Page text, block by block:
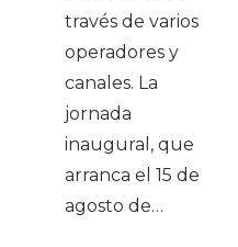
través de varios
operadores y
canales. La
jornada
inaugural, que
arranca el 15 de
agosto de…